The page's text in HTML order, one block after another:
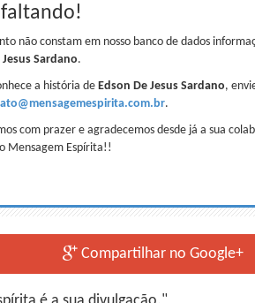
faltando!
não constam em nosso banco de dados
Sardano.
a história de Edson De Jesus Sardano,
.
com prazer e agradecemos desde já a sua
Mensagem Espírita!!
Compartilhar no Google+